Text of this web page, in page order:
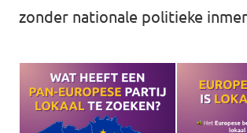
zonder nationale politieke